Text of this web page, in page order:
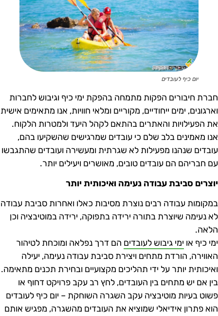
יום כיף לעובדים
חיבורים הפקות מתמחה בהפקת ימי כיף וגיבוש לחברות
ימים ייחודיים, מקוריים ומלאי חוויות, אנו מתאימים אישית
הפעילויות והאתרים בהתאם לקהל היעד ולמטרות הלקוח.
מאמינים בלב שלם כי עובדים שמרגישים שהשקיעו בהם,
שנהנו מפעילות לא שגרתית ומעשירה ועובדים שהתגבשו
חבריהם הם עובדים טובים, מאושרים ויעילים יותר.
סביבת עבודה נעימה ואיכותית יותר
עבודה רבים נוצרת מסיבות כאלו ואחרות סביבת עבודה
נעימה שיוצרת בתורה ירידה בתפוקה, ירידה במוטיבציה וכן
כיף או ימי גיבוש לעובדיםהם דרך נפלאה ומוכחת לטיהור
הורדת מתחים ויצירת סביבת עבודה נעימה, יעילה
יותר על ידי תהליכים מקצועיים ובחירת תכנים מתאימה.
אם יש מתחים בין העובדים, לחץ רב עקב פרויקט דחוף או
בעיות מוטיבציה עקב השגרה השוחקת – יום כיף לעובדים
פתרון אידיאלי שמוציא את העובדים מהשגרה, מפגיש אותם